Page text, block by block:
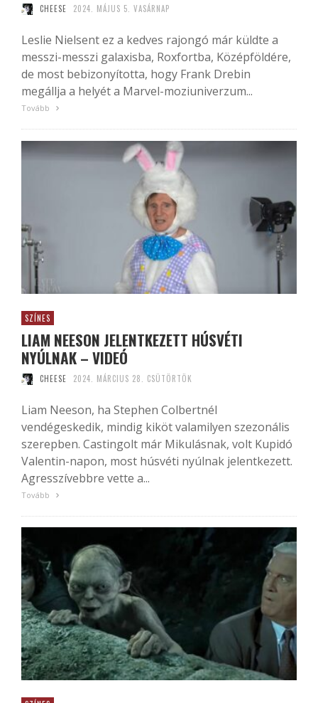
CHEESE 2024. MÁJUS 5. VASÁRNAP
Leslie Nielsent ez a kedves rajongó már küldte a
messzi-messzi galaxisba, Roxfortba, Középföldére,
de most bebizonyította, hogy Frank Drebin
megállja a helyét a Marvel-moziuniverzum...
Tovább
SZÍNES
LIAM NEESON JELENTKEZETT HÚSVÉTI
NYÚLNAK – VIDEÓ
CHEESE 2024. MÁRCIUS 28. CSÜTÖRTÖK
Liam Neeson, ha Stephen Colbertnél
vendégeskedik, mindig kiköt valamilyen szezonális
szerepben. Castingolt már Mikulásnak, volt Kupidó
Valentin-napon, most húsvéti nyúlnak jelentkezett.
Agresszívebbre vette a...
Tovább